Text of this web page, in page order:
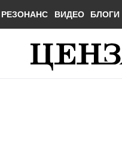
РЕЗОНАНС ВИДЕО БЛОГИ